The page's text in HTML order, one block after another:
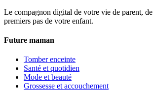
Le compagnon digital de votre vie de parent,
premiers pas de votre enfant.
Future maman
Tomber enceinte
Santé et quotidien
Mode et beauté
Grossesse et accouchement